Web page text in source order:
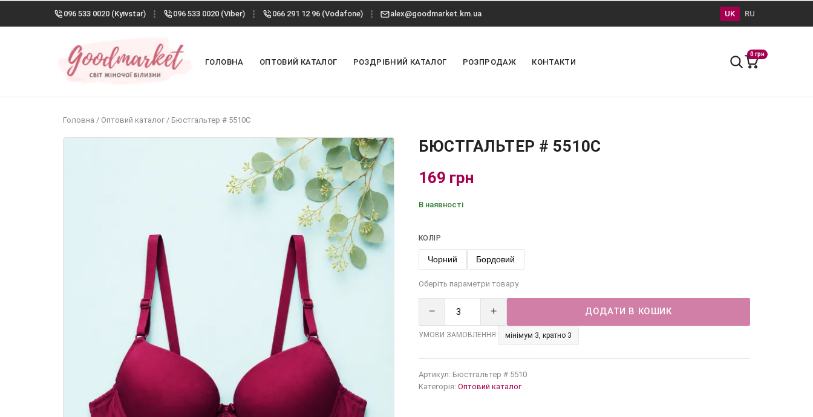
096 533 0020 (Kyivstar) 096 533 0020 (Viber) 066 291 12 96 (Vodafone) alex@goodmarket.km.ua UK RU
ГОЛОВНА ОПТОВИЙ КАТАЛОГ РОЗДРІБНИЙ КАТАЛОГ РОЗПРОДАЖ КОНТАКТИ
0 грн
Головна / Оптовий каталог / Бюстгальтер # 5510С
БЮСТГАЛЬТЕР # 5510С
169 грн
В наявності
КОЛІР
Чорний Бордовий
Оберіть параметри товару
− + ДОДАТИ В КОШИК
УМОВИ ЗАМОВЛЕННЯ: мінімум 3, кратно 3
Артикул: Бюстгальтер # 5510
Категорія: Оптовий каталог